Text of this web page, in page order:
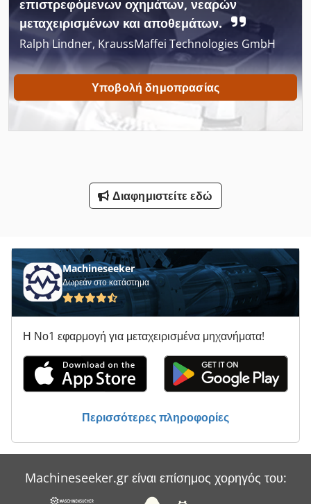
Εξετάστε Μεταφορών
Θραυστήρας Με Σιαγόνες
Κατασκευών Και Κατεδαφίσεων
Κοπή Με Λέιζερ
Οχήματα Εργασίας
Στρώνοντας Με Άμμο Φραγμό
Τησ Ογαπ
Υποστήριγμα-Με Άξονα
Φορτηγό Με Γερανό
επιστρεφόμενων οχημάτων, νεαρών
μεταχειρισμένων και αποθεμάτων.
Ralph Lindner, KraussMaffei Technologies GmbH
Υποβολή δημοπρασίας
Διαφημιστείτε εδώ
Machineseeker
Δωρεάν στο κατάστημα
Η Νο1 εφαρμογή για μεταχειρισμένα μηχανήματα!
Περισσότερες πληροφορίες
Machineseeker.gr είναι επίσημος χορηγός του: